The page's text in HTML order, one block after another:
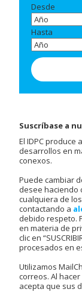
Desde
Hasta
Suscríbase a
El IDPC
desarrollos en
conexos.
Puede cambiar
desee haciendo
cualquiera de
contactando a
debido respeto.
en materia de
clic en
procesados en
Utilizamos
correos. Al
acepta que sus